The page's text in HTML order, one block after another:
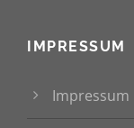
IMPRESSUM
Impressum